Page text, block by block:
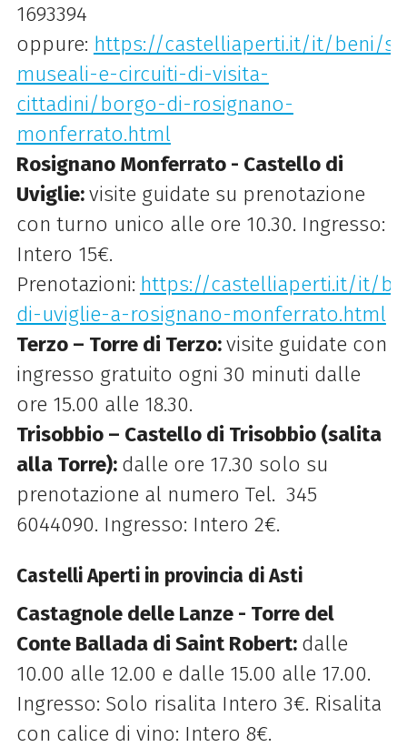
1693394
oppure: https://castelliaperti.it/it/beni/
museali-e-circuiti-di-visita-
cittadini/borgo-di-rosignano-
monferrato.html
Rosignano Monferrato - Castello di
Uviglie:visite guidate su prenotazione
con turno unico alle ore 10.30. Ingresso:
Intero 15€.
Prenotazioni: https://castelliaperti.it/it/
di-uviglie-a-rosignano-monferrato.html
Terzo – Torre di Terzo:visite guidate con
ingresso gratuito ogni 30 minuti dalle
ore 15.00 alle 18.30.
Trisobbio – Castello di Trisobbio (salita
alla Torre): dalle ore 17.30 solo su
prenotazione al numero Tel. 345
6044090. Ingresso: Intero 2€.
Castelli Aperti in provincia di Asti
Castagnole delle Lanze - Torre del
Conte Ballada di Saint Robert: dalle
10.00 alle 12.00 e dalle 15.00 alle 17.00.
Ingresso: Solo risalita Intero 3€. Risalita
con calice di vino: Intero 8€.